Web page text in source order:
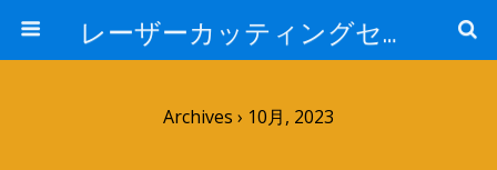
レーザーカッティングセンター 株式会社 中本鉄工所
Archives › 10月, 2023